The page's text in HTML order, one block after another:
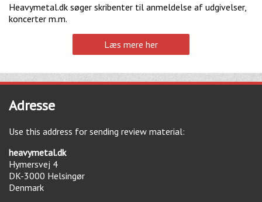
Heavymetal.dk søger skribenter til anmeldelse af udgivelser,
koncerter m.m.
Læs mere her
Adresse
Use this address for sending review material:
heavymetal.dk
Hymersvej 4
DK-3000 Helsingør
Denmark